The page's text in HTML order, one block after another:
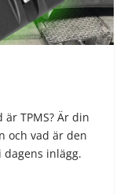
TPMS? Är din
och vad är den
inlägg.